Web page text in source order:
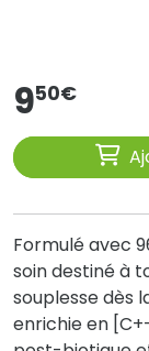
950€
Formulé avec
soin destiné à
souplesse dès
enrichie en